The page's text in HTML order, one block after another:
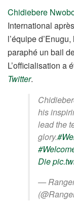
Chidiebere
International
l’équipe
paraphé un bail
L’officialisation a
Twitter.
his
lead the
glory.
Die
—